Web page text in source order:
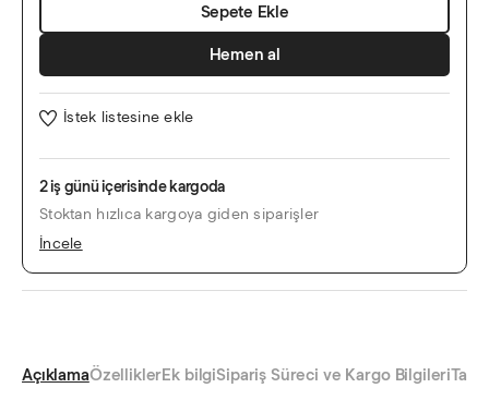
adet
Sepete Ekle
Hemen al
İstek listesine ekle
2 iş günü içerisinde kargoda
Stoktan hızlıca kargoya giden siparişler
İncele
AçıklamaÖzelliklerEk bilgiSipariş Süreci ve Kargo Bilgileri